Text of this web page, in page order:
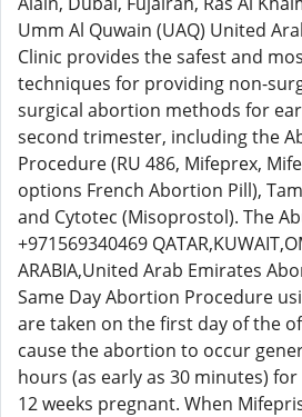
Umm Al Quwain (UAQ) United
Clinic provides the safest and
techniques for providing non-
surgical abortion methods for
second trimester, including the
Procedure (RU 486, Mifeprex,
options French Abortion Pill),
and Cytotec (Misoprostol). The
+971569340469
ARABIA,United Arab Emirates
Same Day Abortion Procedure
are taken on the first day of the
cause the abortion to occur
hours (as early as 30 minutes)
12 weeks pregnant. When